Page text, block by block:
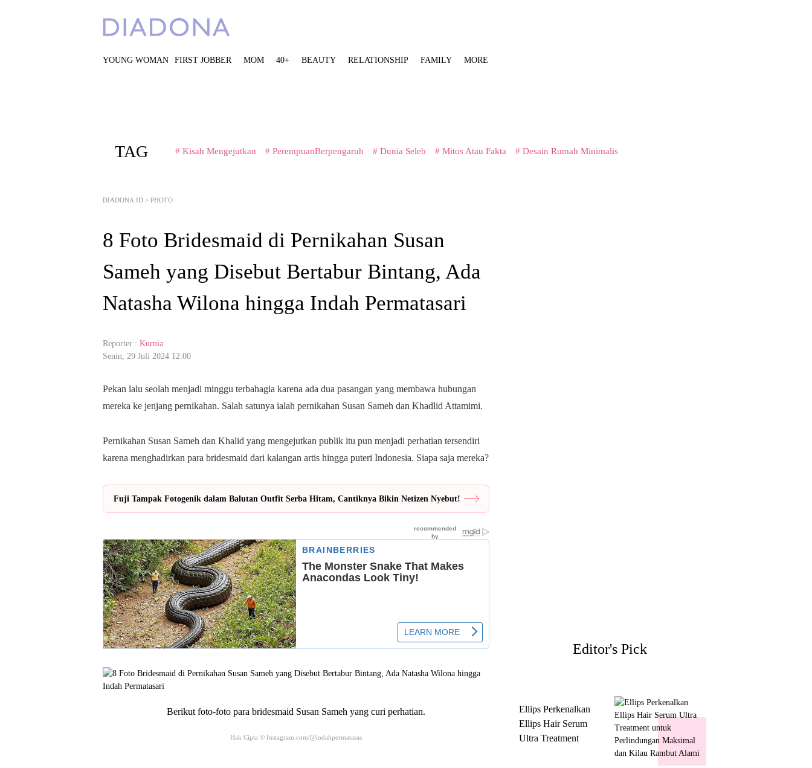
YOUNG WOMAN FIRST JOBBER MOM 40+ BEAUTY RELATIONSHIP FAMILY MORE
TAG # Kisah Mengejutkan # PerempuanBerpengaruh # Dunia Seleb # Mitos Atau Fakta # Desain Rumah Minimalis
DIADONA.ID > PHOTO
8 Foto Bridesmaid di Pernikahan Susan
Sameh yang Disebut Bertabur Bintang, Ada
Natasha Wilona hingga Indah Permatasari
Reporter : Kurnia
Senin, 29 Juli 2024 12:00
Pekan lalu seolah menjadi minggu terbahagia karena ada dua pasangan yang membawa hubungan
mereka ke jenjang pernikahan. Salah satunya ialah pernikahan Susan Sameh dan Khadlid Attamimi.
Pernikahan Susan Sameh dan Khalid yang mengejutkan publik itu pun menjadi perhatian tersendiri
karena menghadirkan para bridesmaid dari kalangan artis hingga puteri Indonesia. Siapa saja mereka?
Fuji Tampak Fotogenik dalam Balutan Outfit Serba Hitam, Cantiknya Bikin Netizen Nyebut!
Berikut foto-foto para bridesmaid Susan Sameh yang curi perhatian.
Hak Cipta © Instagram.com/@indahpermatasas
Editor's Pick
Ellips Perkenalkan
Ellips Hair Serum
Ultra Treatment